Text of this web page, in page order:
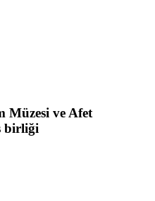
Müzesi ve Afet
birliği